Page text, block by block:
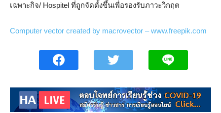
เฉพาะกิจ/ Hospitel ที่ถูกจัดตั้งขึ้นเพื่อรองรับภาวะวิกฤต
Computer vector created by macrovector – www.freepik.com